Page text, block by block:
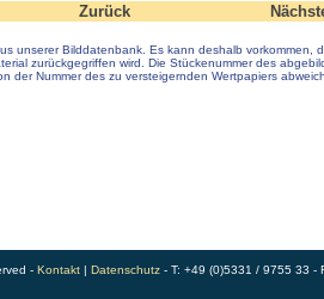
Zurück
unserer Bilddatenbank. Es kann deshalb vorkommen,
zurückgegriffen wird. Die Stückenummer des
der Nummer des zu versteigernden Wertpapiers
- Kontakt| Datenschutz- T: +49 (0)5331 / 9755 33 -